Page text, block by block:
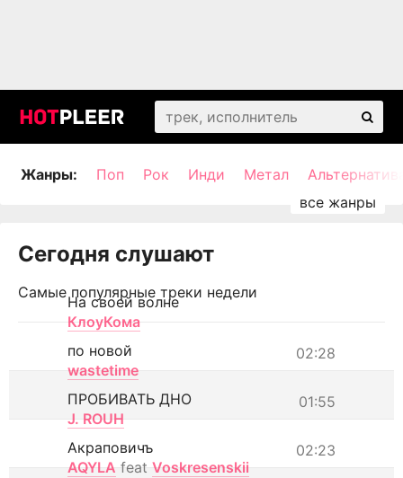
Жанры: Поп Рок Инди Метал
Сегодня слушают
Самые популярные треки недели
На своей волне
КлоуКома
02:28
по новой
wastetime
01:55
ПРОБИВАТЬ ДНО
J. ROUH
02:23
Акраповичъ
AQYLA feat Voskresenskii